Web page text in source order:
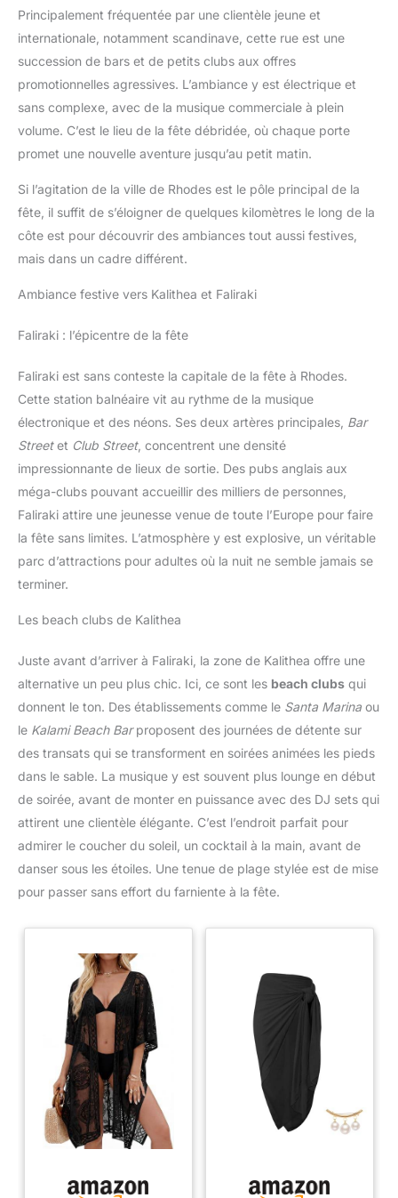
Principalement fréquentée par une clientèle jeune et
internationale, notamment scandinave, cette rue est une
succession de bars et de petits clubs aux offres
promotionnelles agressives. L’ambiance y est électrique et
sans complexe, avec de la musique commerciale à plein
volume. C’est le lieu de la fête débridée, où chaque porte
promet une nouvelle aventure jusqu’au petit matin.
Si l’agitation de la ville de Rhodes est le pôle principal de la
fête, il suffit de s’éloigner de quelques kilomètres le long de la
côte est pour découvrir des ambiances tout aussi festives,
mais dans un cadre différent.
Ambiance festive vers Kalithea et Faliraki
Faliraki : l’épicentre de la fête
Faliraki est sans conteste la capitale de la fête à Rhodes.
Cette station balnéaire vit au rythme de la musique
électronique et des néons. Ses deux artères principales, Bar
Streetet Club Street, concentrent une densité
impressionnante de lieux de sortie. Des pubs anglais aux
méga-clubs pouvant accueillir des milliers de personnes,
Faliraki attire une jeunesse venue de toute l’Europe pour faire
la fête sans limites. L’atmosphère y est explosive, un véritable
parc d’attractions pour adultes où la nuit ne semble jamais se
terminer.
Les beach clubs de Kalithea
Juste avant d’arriver à Faliraki, la zone de Kalithea offre une
alternative un peu plus chic. Ici, ce sont les beach clubs qui
donnent le ton. Des établissements comme le Santa Marina ou
le Kalami Beach Barproposent des journées de détente sur
des transats qui se transforment en soirées animées les pieds
dans le sable. La musique y est souvent plus lounge en début
de soirée, avant de monter en puissance avec des DJ sets qui
attirent une clientèle élégante. C’est l’endroit parfait pour
admirer le coucher du soleil, un cocktail à la main, avant de
danser sous les étoiles. Une tenue de plage stylée est de mise
pour passer sans effort du farniente à la fête.